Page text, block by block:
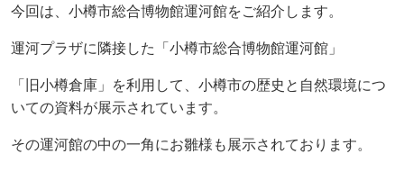
今回は、小樽市総合博物館運河館をご紹介します。
運河プラザに隣接した「小樽市総合博物館運河館」
「旧小樽倉庫」を利用して、小樽市の歴史と自然環境につ
いての資料が展示されています。
その運河館の中の一角にお雛様も展示されております。